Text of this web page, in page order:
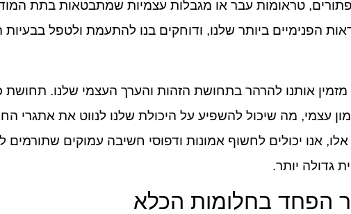
פתורים, טראומות עבר או מגבלות עצמיות שמתבטאות בתת
הפנימיים ביותר שלנו, ודוחקים בנו להתעמת ולטפל
אותנו להרהר בתחושת הזהות והערך העצמי שלנו. תחושת
עצמי, מה שיכול להשפיע על היכולת שלנו לנווט את אתגרי
אנו יכולים לחשוף אמונות ודפוסי חשיבה עמוקים
גדולה יותר.
הפחד בחלומות הכלא